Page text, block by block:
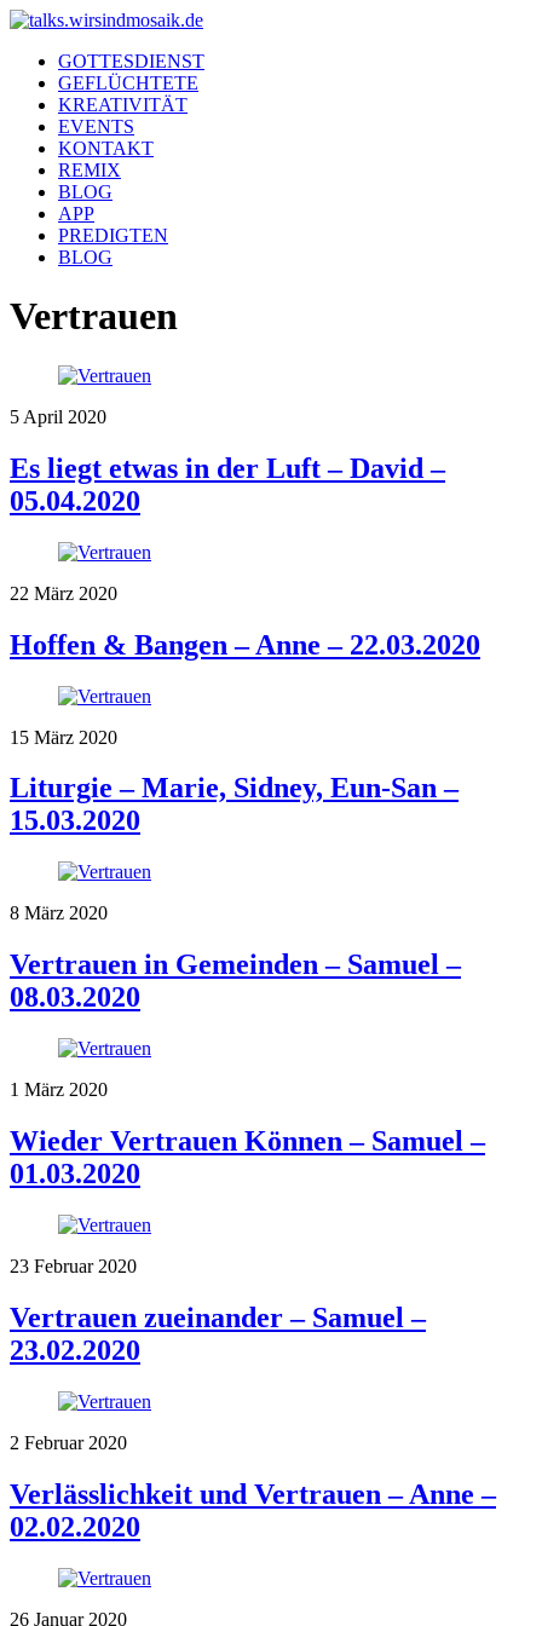
GOTTESDIENST
GEFLÜCHTETE
KREATIVITÄT
EVENTS
KONTAKT
REMIX
BLOG
APP
PREDIGTEN
BLOG
Vertrauen
5 April 2020
Es liegt etwas in der Luft – David –
05.04.2020
22 März 2020
Hoffen & Bangen – Anne – 22.03.2020
15 März 2020
Liturgie – Marie, Sidney, Eun-San –
15.03.2020
8 März 2020
Vertrauen in Gemeinden – Samuel –
08.03.2020
1 März 2020
Wieder Vertrauen Können – Samuel –
01.03.2020
23 Februar 2020
Vertrauen zueinander – Samuel –
23.02.2020
2 Februar 2020
Verlässlichkeit und Vertrauen – Anne –
02.02.2020
26 Januar 2020